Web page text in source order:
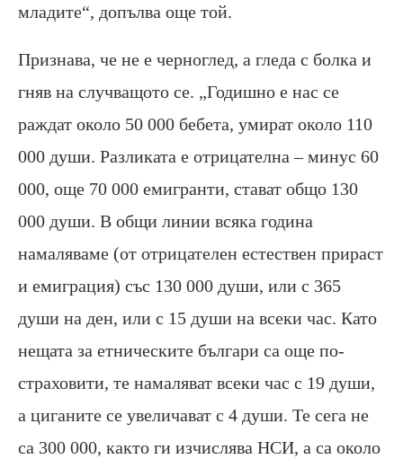
младите“, допълва още той.
Признава, че не е черноглед, а гледа с болка и
гняв на случващото се. „Годишно е нас се
раждат около 50 000 бебета, умират около 110
000 души. Разликата е отрицателна – минус 60
000, още 70 000 емигранти, стават общо 130
000 души. В общи линии всяка година
намаляваме (от отрицателен естествен прираст
и емиграция) със 130 000 души, или с 365
души на ден, или с 15 души на всеки час. Като
нещата за етническите българи са още по-
страховити, те намаляват всеки час с 19 души,
а циганите се увеличават с 4 души. Те сега не
са 300 000, както ги изчислява НСИ, а са около